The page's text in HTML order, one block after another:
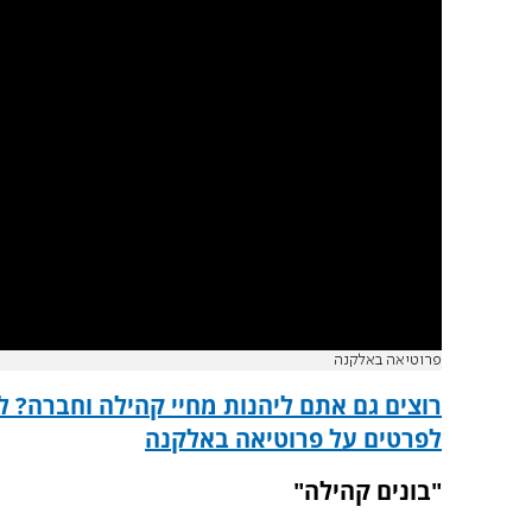
פרוטיאה באלקנה
רוצים גם אתם ליהנות מחיי קהילה וחברה?
לפרטים על פרוטיאה באלקנה
"בונים קהילה"